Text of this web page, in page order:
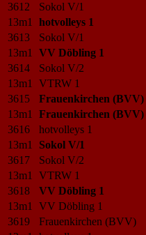
3612
Sokol V/1
13m1
hotvolleys 1
3613
Sokol V/1
13m1
VV Döbling 1
3614
Sokol V/2
13m1
VTRW 1
3615
Frauenkirchen (BVV)
13m1
Frauenkirchen (BVV)
3616
hotvolleys 1
13m1
Sokol V/1
3617
Sokol V/2
13m1
VTRW 1
3618
VV Döbling 1
13m1
VV Döbling 1
3619
Frauenkirchen (BVV)